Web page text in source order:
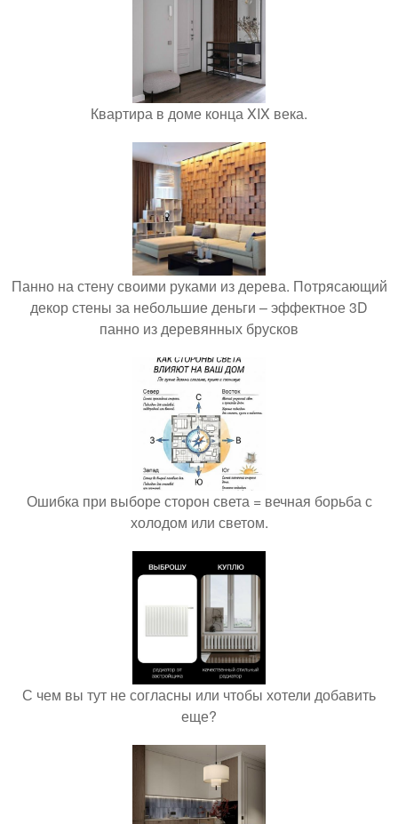
Квартира в доме конца XIX века.
Панно на стену своими руками из дерева. Потрясающий
декор стены за небольшие деньги – эффектное 3D
панно из деревянных брусков
Ошибка при выборе сторон света = вечная борьба с
холодом или светом.
С чем вы тут не согласны или чтобы хотели добавить
еще?